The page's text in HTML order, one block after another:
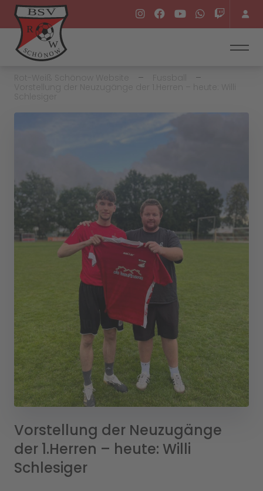
Vorstellung der Neuzugänge
der 1.Herren – heute: Willi
Schlesiger